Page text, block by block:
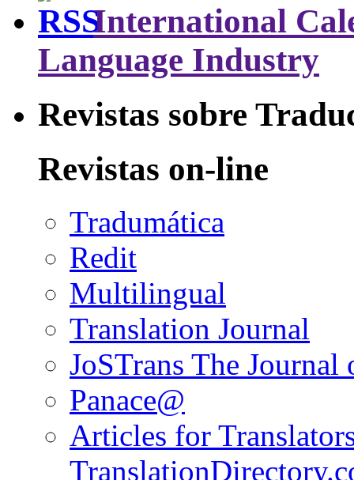
International
Language Industry
Revistas sobre
Revistas on-line
Tradumática
Redit
Multilingual
Translation Journal
JoSTrans The
Panace@
Articles for